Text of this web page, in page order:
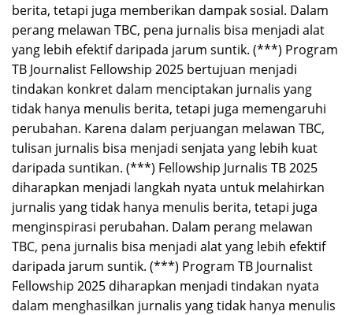
berita, tetapi juga memberikan dampak sosial. Dalam
perang melawan TBC, pena jurnalis bisa menjadi alat
yang lebih efektif daripada jarum suntik. (***) Program
TB Journalist Fellowship 2025 bertujuan menjadi
tindakan konkret dalam menciptakan jurnalis yang
tidak hanya menulis berita, tetapi juga memengaruhi
perubahan. Karena dalam perjuangan melawan TBC,
tulisan jurnalis bisa menjadi senjata yang lebih kuat
daripada suntikan. (***) Fellowship Jurnalis TB 2025
diharapkan menjadi langkah nyata untuk melahirkan
jurnalis yang tidak hanya menulis berita, tetapi juga
menginspirasi perubahan. Dalam perang melawan
TBC, pena jurnalis bisa menjadi alat yang lebih efektif
daripada jarum suntik. (***) Program TB Journalist
Fellowship 2025 diharapkan menjadi tindakan nyata
dalam menghasilkan jurnalis yang tidak hanya menulis